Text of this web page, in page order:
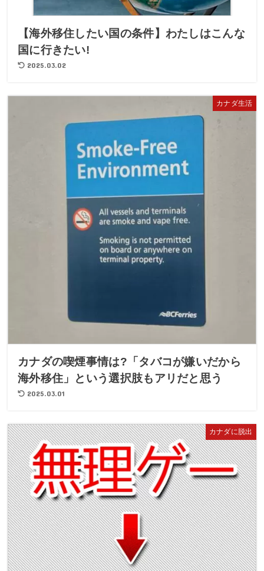
【海外移住したい国の条件】わたしはこんな
国に行きたい!
2025.03.02
カナダ生活
カナダの喫煙事情は?「タバコが嫌いだから
海外移住」という選択肢もアリだと思う
2025.03.01
カナダに脱出